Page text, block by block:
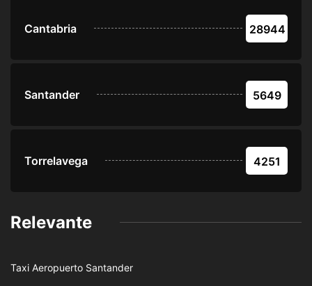
Cantabria 28944
Santander 5649
Torrelavega 4251
Relevante
Taxi Aeropuerto Santander